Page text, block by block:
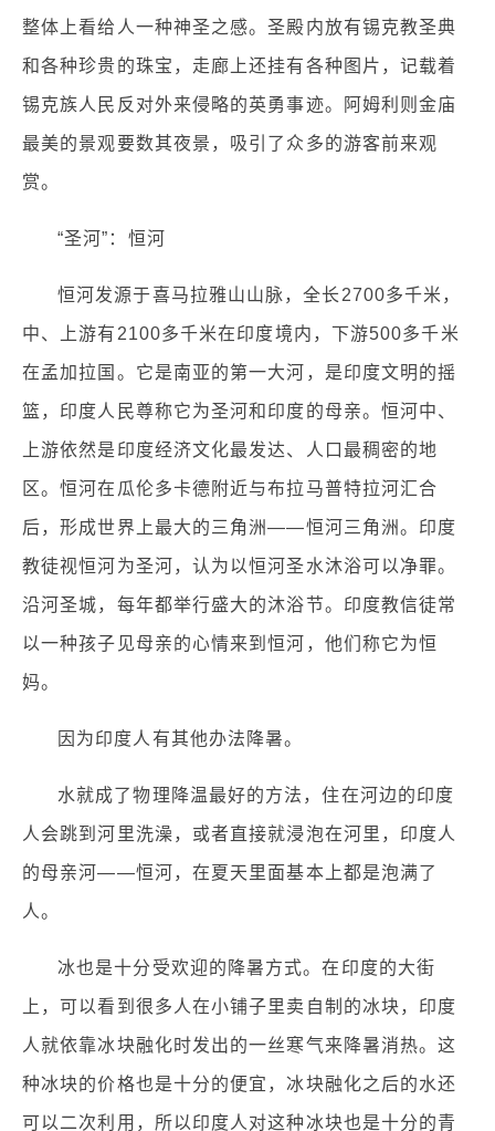
整体上看给人一种神圣之感。圣殿内放有锡克教圣典
和各种珍贵的珠宝，走廊上还挂有各种图片，记载着
锡克族人民反对外来侵略的英勇事迹。阿姆利则金庙
最美的景观要数其夜景，吸引了众多的游客前来观
赏。
“圣河”：恒河
恒河发源于喜马拉雅山山脉，全长2700多千米，
中、上游有2100多千米在印度境内，下游500多千米
在孟加拉国。它是南亚的第一大河，是印度文明的摇
篮，印度人民尊称它为圣河和印度的母亲。恒河中、
上游依然是印度经济文化最发达、人口最稠密的地
区。恒河在瓜伦多卡德附近与布拉马普特拉河汇合
后，形成世界上最大的三角洲——恒河三角洲。印度
教徒视恒河为圣河，认为以恒河圣水沐浴可以净罪。
沿河圣城，每年都举行盛大的沐浴节。印度教信徒常
以一种孩子见母亲的心情来到恒河，他们称它为恒
妈。
因为印度人有其他办法降暑。
水就成了物理降温最好的方法，住在河边的印度
人会跳到河里洗澡，或者直接就浸泡在河里，印度人
的母亲河——恒河，在夏天里面基本上都是泡满了
人。
冰也是十分受欢迎的降暑方式。在印度的大街
上，可以看到很多人在小铺子里卖自制的冰块，印度
人就依靠冰块融化时发出的一丝寒气来降暑消热。这
种冰块的价格也是十分的便宜，冰块融化之后的水还
可以二次利用，所以印度人对这种冰块也是十分的青